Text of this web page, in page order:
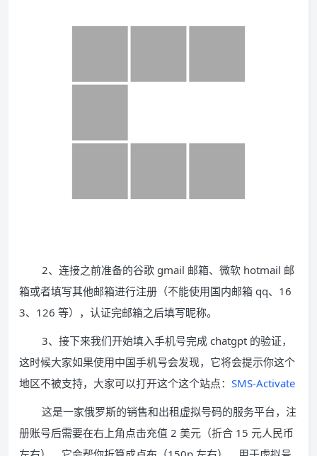
2、连接之前准备的谷歌 gmail 邮箱、微软 hotmail 邮
箱或者填写其他邮箱进行注册（不能使用国内邮箱 qq、16
3、126 等），认证完邮箱之后填写昵称。
3、接下来我们开始填入手机号完成 chatgpt 的验证，
这时候大家如果使用中国手机号会发现，它将会提示你这个
地区不被支持，大家可以打开这个这个站点： SMS-Activate
这是一家俄罗斯的销售和出租虚拟号码的服务平台，注
册账号后需要在右上角点击充值 2 美元（折合 15 元人民币